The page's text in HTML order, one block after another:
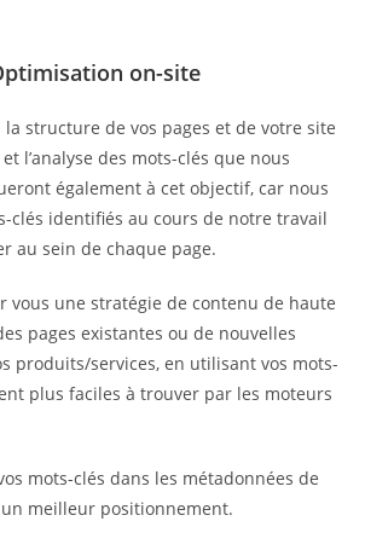
on-site
structure de vos pages et de votre site
l’analyse des mots-clés que nous
également à cet objectif, car nous
clés identifiés au cours de notre travail
au sein de chaque page.
vous une stratégie de contenu de haute
pages existantes ou de nouvelles
produits/services, en utilisant vos mots-
plus faciles à trouver par les moteurs
mots-clés dans les métadonnées de
meilleur positionnement.